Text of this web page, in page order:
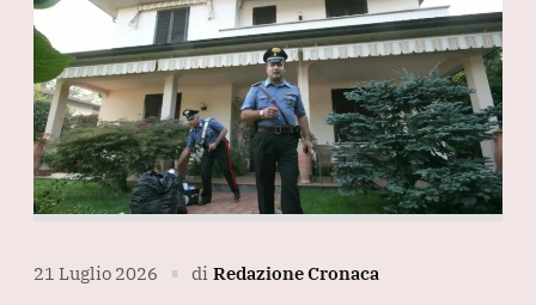
21 Luglio 2026 ∎ di Redazione Cronaca